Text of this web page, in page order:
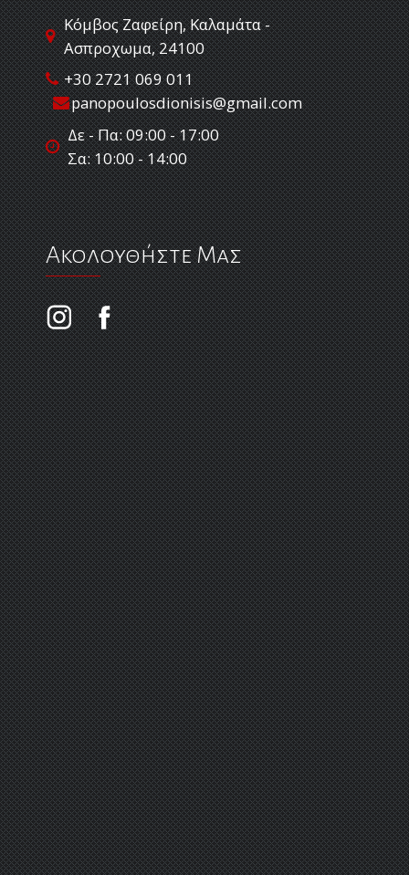
Κόμβος Ζαφείρη, Καλαμάτα -
Ασπροχωμα, 24100
+30 2721 069 011
panopoulosdionisis@gmail.com
Δε - Πα: 09:00 - 17:00
Σα: 10:00 - 14:00
Ακολουθήστε Μας